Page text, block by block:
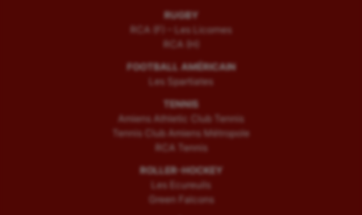
RUGBY
RCA (F) – Les Licornes
RCA (H)
FOOTBALL AMÉRICAIN
Les Spartiates
TENNIS
Amiens Athletic Club Tennis
Tennis Club Amiens Métropole
RCA Tennis
ROLLER-HOCKEY
Les Ecureuils
Green Falcons